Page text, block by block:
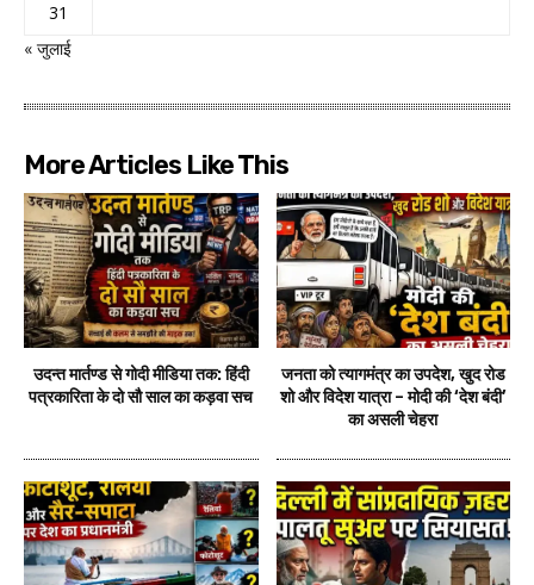
31
« जुलाई
More Articles Like This
उदन्त मार्तण्ड से गोदी मीडिया तक: हिंदी
पत्रकारिता के दो सौ साल का कड़वा सच
जनता को त्यागमंत्र का उपदेश, खुद रोड
शो और विदेश यात्रा – मोदी की ‘देश बंदी’
का असली चेहरा